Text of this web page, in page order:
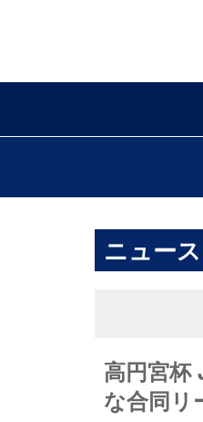
ニュース
高円宮杯
な合同リ